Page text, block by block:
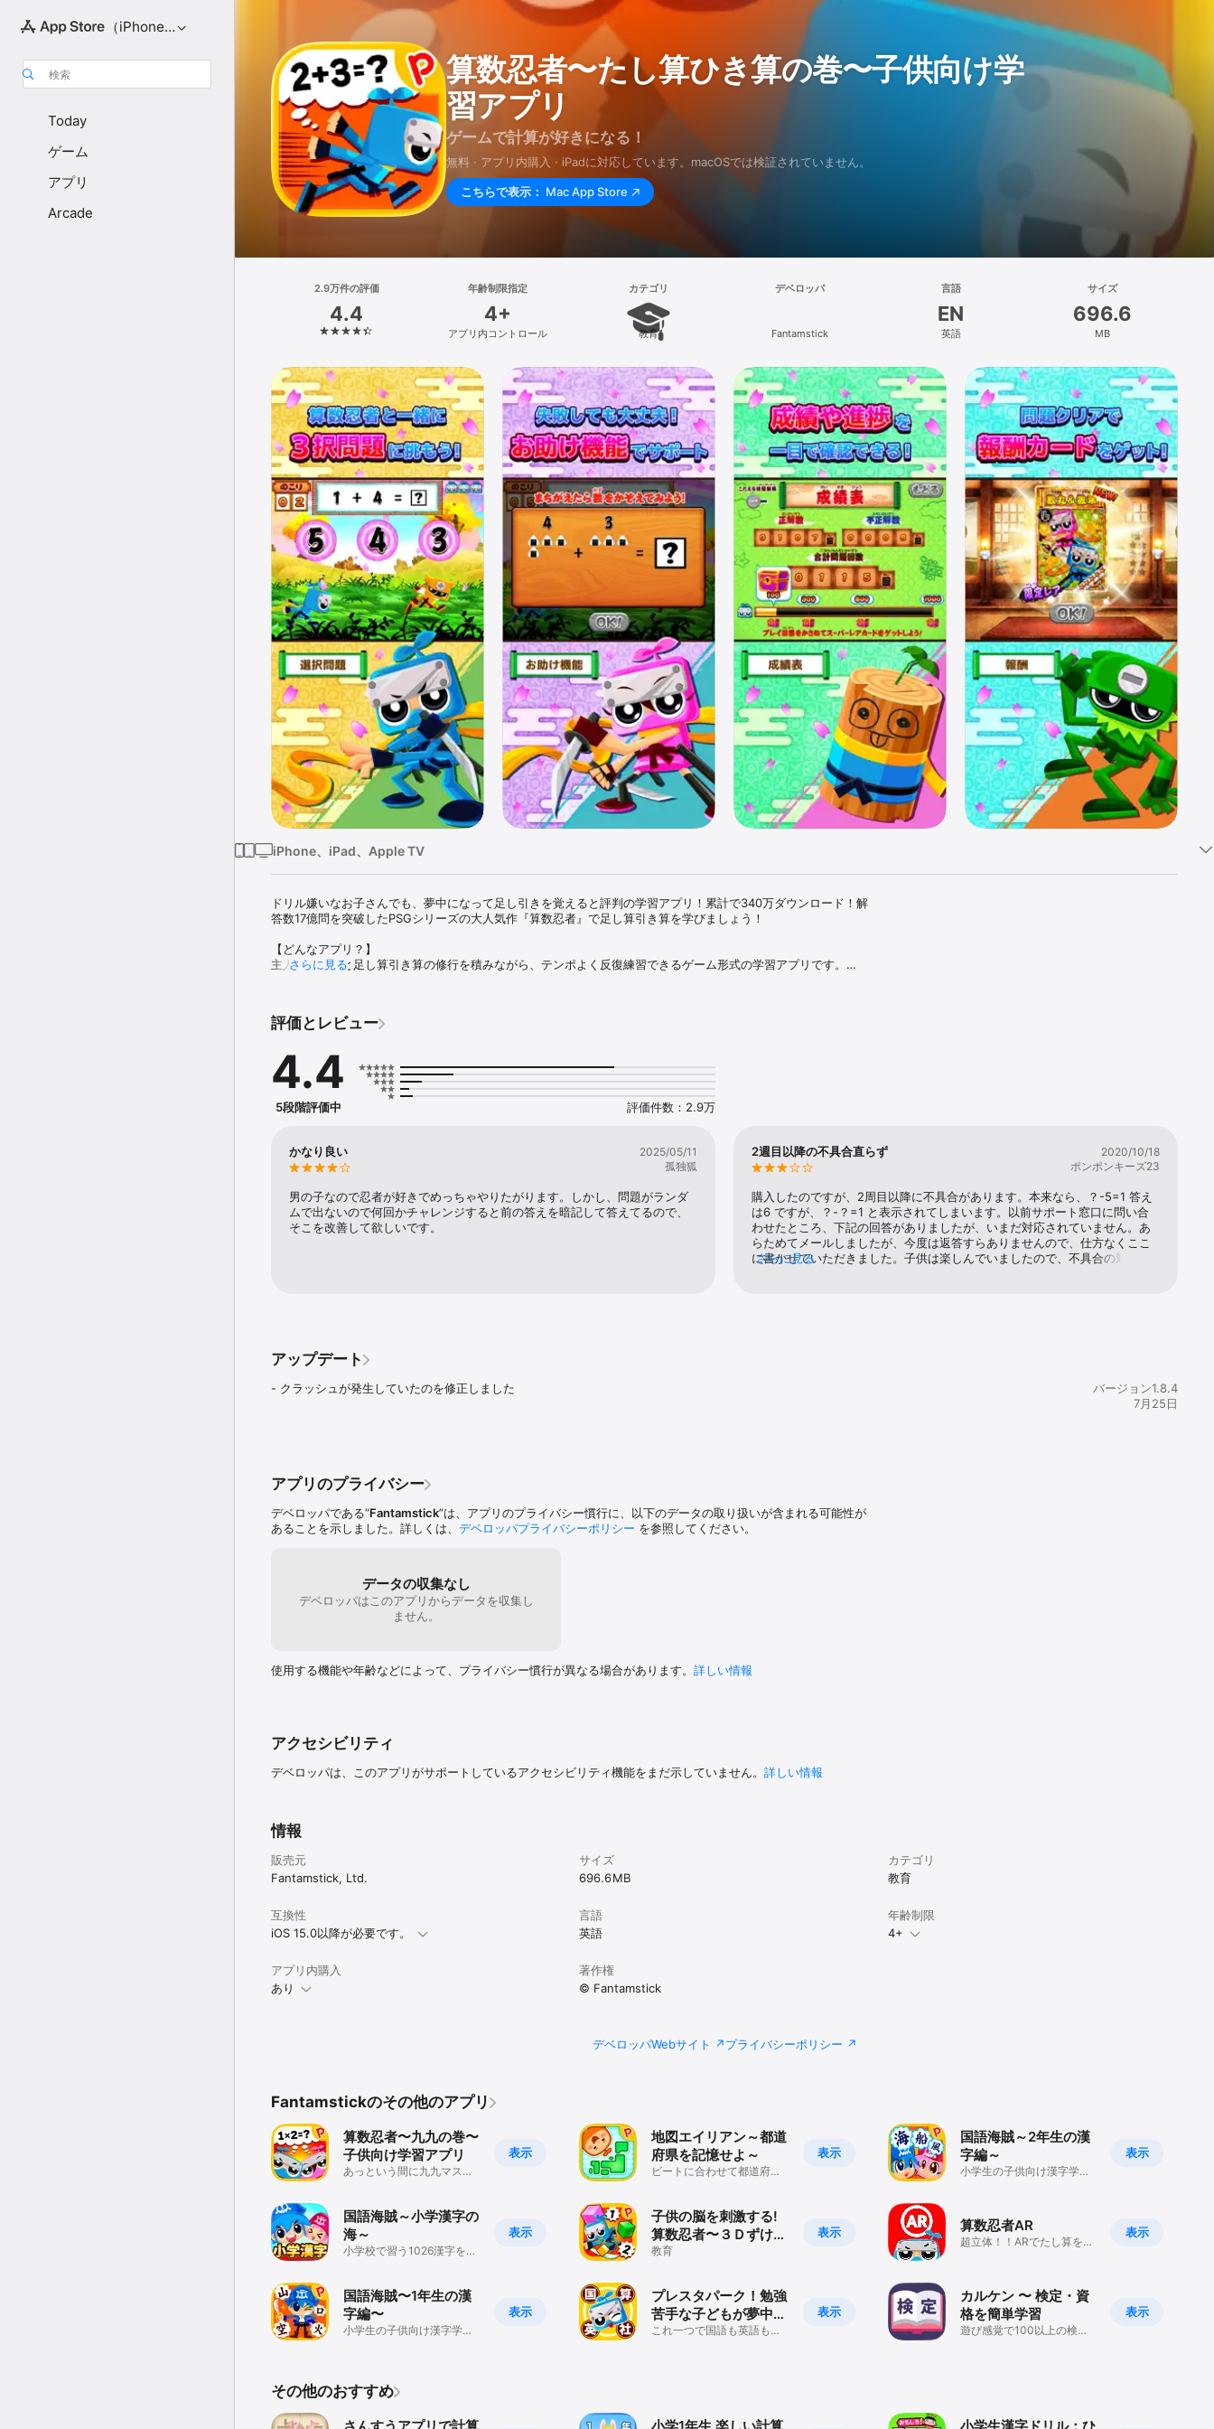
（iPhone向け）
検索
Today
ゲーム
アプリ
Arcade
算数忍者〜たし算ひき算の巻〜子供向け学
習アプリ
ゲームで計算が好きになる！
無料 · アプリ内購入 · iPadに対応しています。macOSでは検証されていません。
こちらで表示： Mac App Store
2.9万件の評価
4.4
年齢制限指定
4+
アプリ内コントロール
カテゴリ
教育
デベロッパ
Fantamstick
言語
EN
英語
サイズ
696.6
MB
iPhone、iPad、Apple TV
ドリル嫌いなお子さんでも、夢中になって足し引きを覚えると評判の学習アプリ！累計で340万ダウンロード！解
答数17億問を突破したPSGシリーズの大人気作『算数忍者』で足し算引き算を学びましょう！
【どんなアプリ？】
主人公の忍者と足し算引き算の修行を積みながら、テンポよく反復練習できるゲーム形式の学習アプリです。
きます。時間制限もON/OFFできるようになっていますので、マイペースに解答したいお子様にも配慮されていま
【モチベーション維持できる工夫】
足し算引き算を覚えるには反復練習が基本。でも、同じことの繰り返しは飽きてしまう…。
そんなお子さんも、リズムよく目、耳、指を使ってらくらく暗記するゲームなら楽しく続けられます。
■ステージをクリアするともらえる楽しいキャラクターカードをコレクション！
■復習クリアでもカードがもらえるので、楽しく続けられる！レアカードをゲットしよう。
算数忍者と一緒に、足し算引き算の修行に出かけよう！
さらに見る
評価とレビュー
4.4
5段階評価中 評価件数：2.9万
かなり良い
2025/05/11
孤独狐
男の子なので忍者が好きでめっちゃやりたがります。しかし、問題がランダ
ムで出ないので何回かチャレンジすると前の答えを暗記して答えてるので、
そこを改善して欲しいです。
2週目以降の不具合直らず
2020/10/18
ポンポンキーズ23
購入したのですが、2周目以降に不具合があります。本来なら、？-5=1 答え
は6 ですが、？-？=1 と表示されてしまいます。以前サポート窓口に問い合
わせたところ、下記の回答がありましたが、いまだ対応されていません。あ
らためてメールしましたが、今度は返答すらありませんので、仕方なくここ
に書かせていただきました。子供は楽しんでいましたので、不具合の対応を
さらに見る
アップデート
- クラッシュが発生していたのを修正しました
バージョン1.8.4
7月25日
アプリのプライバシー
デベロッパである“Fantamstick”は、アプリのプライバシー慣行に、以下のデータの取り扱いが含まれる可能性が
あることを示しました。詳しくは、 デベロッパプライバシーポリシー を参照してください。
データの収集なし
デベロッパはこのアプリからデータを収集し
ません。
使用する機能や年齢などによって、プライバシー慣行が異なる場合があります。 詳しい情報
アクセシビリティ
デベロッパは、このアプリがサポートしているアクセシビリティ機能をまだ示していません。 詳しい情報
情報
販売元
Fantamstick, Ltd.
サイズ
696.6 MB
カテゴリ
教育
互換性
iOS 15.0以降が必要です。
言語
英語
年齢制限
4+
アプリ内購入
あり
著作権
© Fantamstick
デベロッパWebサイト プライバシーポリシー
Fantamstickのその他のアプリ
表示
算数忍者〜九九の巻〜
子供向け学習アプリ
あっという間に九九マスタ
表示
国語海賊～小学漢字の
海～
小学校で習う1026漢字を楽
表示
国語海賊〜1年生の漢
字編〜
小学生の子供向け漢字学習
表示
地図エイリアン～都道
府県を記憶せよ～
ビートに合わせて都道府県
表示
子供の脳を刺激する!
算数忍者〜３Ｄずけい
の巻〜
教育
表示
プレスタパーク！勉強
苦手な子どもが夢中に
なれる
これ一つで国語も英語も算
表示
国語海賊～2年生の漢
字編～
小学生の子供向け漢字学習
表示
算数忍者AR
超立体！！ARでたし算を遊
表示
カルケン 〜 検定・資
格を簡単学習
遊び感覚で100以上の検
その他のおすすめ